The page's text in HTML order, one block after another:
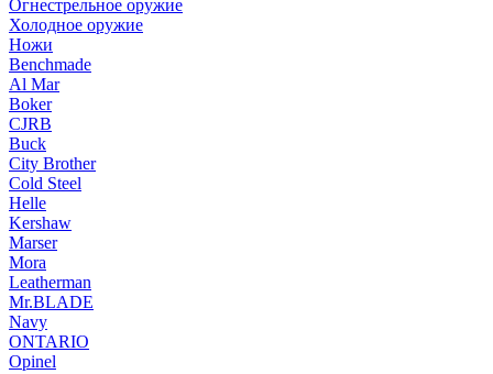
Огнестрельное оружие
Холодное оружие
Ножи
Benchmade
Al Mar
Boker
CJRB
Buck
City Brother
Cold Steel
Helle
Kershaw
Marser
Mora
Leatherman
Mr.BLADE
Navy
ONTARIO
Opinel